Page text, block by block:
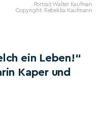
Portrait Walter Kaufman
Copyright: Rebekka Kaufmann
ein Leben!“
Kaper und